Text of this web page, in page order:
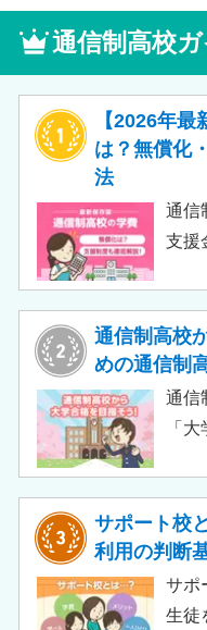
通信制高校
【2026年
は？無償化
法
通信
支援
目安
やす
られ
う。
通信制高校
めの通信制
通信
「
ので
て、
いっ
あり
サポート校
利用の判断
サポ
生徒